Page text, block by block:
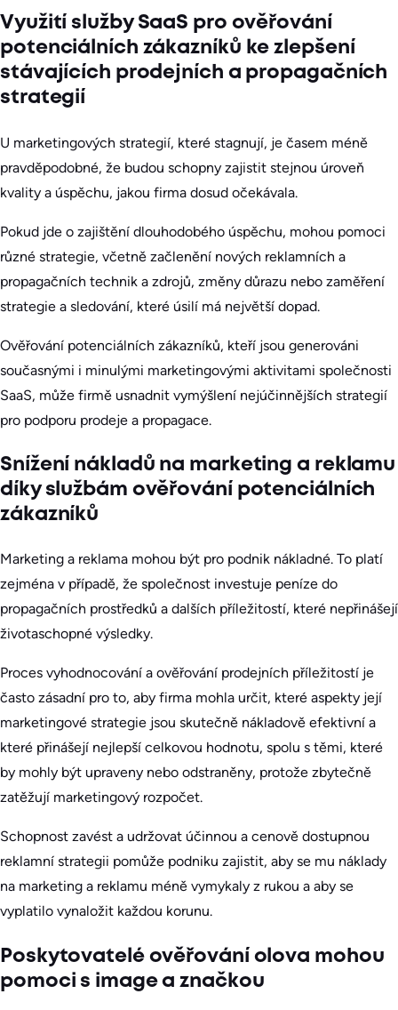
Využití služby SaaS pro ověřování
potenciálních zákazníků ke zlepšení
stávajících prodejních a propagačních
strategií
U marketingových strategií, které stagnují, je časem méně
pravděpodobné, že budou schopny zajistit stejnou úroveň
kvality a úspěchu, jakou firma dosud očekávala.
Pokud jde o zajištění dlouhodobého úspěchu, mohou pomoci
různé strategie, včetně začlenění nových reklamních a
propagačních technik a zdrojů, změny důrazu nebo zaměření
strategie a sledování, které úsilí má největší dopad.
Ověřování potenciálních zákazníků, kteří jsou generováni
současnými i minulými marketingovými aktivitami společnosti
SaaS, může firmě usnadnit vymýšlení nejúčinnějších strategií
pro podporu prodeje a propagace.
Snížení nákladů na marketing a reklamu
díky službám ověřování potenciálních
zákazníků
Marketing a reklama mohou být pro podnik nákladné. To platí
zejména v případě, že společnost investuje peníze do
propagačních prostředků a dalších příležitostí, které nepřinášejí
životaschopné výsledky.
Proces vyhodnocování a ověřování prodejních příležitostí je
často zásadní pro to, aby firma mohla určit, které aspekty její
marketingové strategie jsou skutečně nákladově efektivní a
které přinášejí nejlepší celkovou hodnotu, spolu s těmi, které
by mohly být upraveny nebo odstraněny, protože zbytečně
zatěžují marketingový rozpočet.
Schopnost zavést a udržovat účinnou a cenově dostupnou
reklamní strategii pomůže podniku zajistit, aby se mu náklady
na marketing a reklamu méně vymykaly z rukou a aby se
vyplatilo vynaložit každou korunu.
Poskytovatelé ověřování olova mohou
pomoci s image a značkou